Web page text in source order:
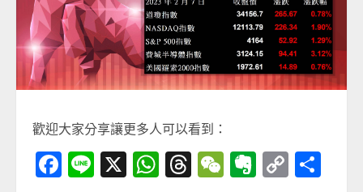
歡迎大家分享讓更多人可以看到：
Facebook
Line
X WhatsApp
Threads
WeChat
Evernote
Copy